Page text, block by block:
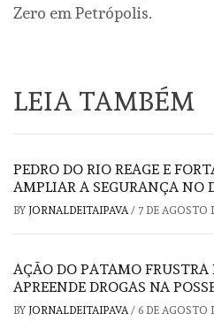
Zero em Petrópolis.
LEIA TAMBÉM
PEDRO DO RIO REAGE E
AMPLIAR A SEGURANÇA NO
BY JORNALDEITAIPAVA/ 7 DE AGOSTO
AÇÃO DO PATAMO
APREENDE DROGAS NA
BY JORNALDEITAIPAVA/ 6 DE AGOSTO